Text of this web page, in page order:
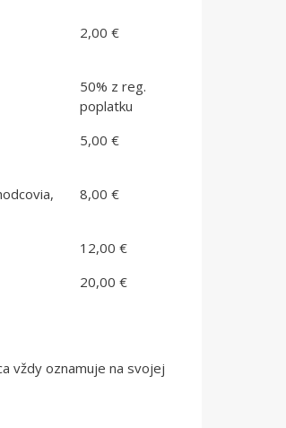
2,00 €
50% z reg.
poplatku
5,00 €
8,00 €
12,00 €
20,00 €
vždy oznamuje na svojej